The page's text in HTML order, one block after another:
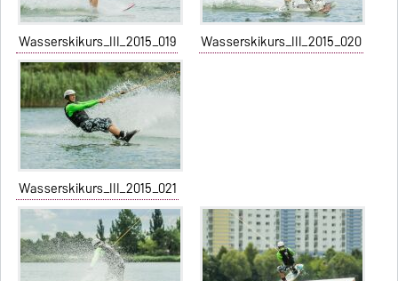
Wasserskikurs_III_2015_019 Wasserskikurs_III_2015_020
Wasserskikurs_III_2015_021